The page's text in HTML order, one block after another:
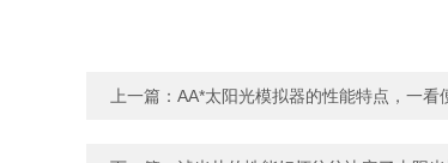
上一篇： AA*太阳光模拟器的性能特点，一看